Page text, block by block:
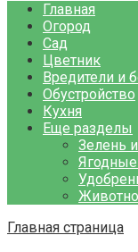
Главная
Огород
Сад
Цветник
Вредители и
Обустройство
Кухня
Еще разделы
Зелень
Ягодные
Главная страница